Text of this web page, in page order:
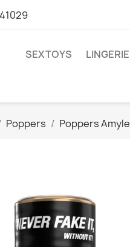
SEXTOYS LINGERIE
Poppers Poppers Amyle